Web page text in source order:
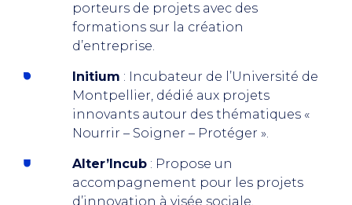
porteurs de projets avec des
formations sur la création
d’entreprise.
Initium : Incubateur de l’Université de
Montpellier, dédié aux projets
innovants autour des thématiques «
Nourrir – Soigner – Protéger ».
Alter’Incub : Propose un
accompagnement pour les projets
d’innovation à visée sociale.